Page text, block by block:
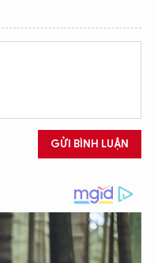
GỬI BÌNH LUẬN